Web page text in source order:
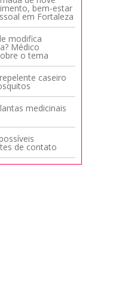
bem-estar
em Fortaleza
modifica
Médico
o tema
caseiro
medicinais
de contato